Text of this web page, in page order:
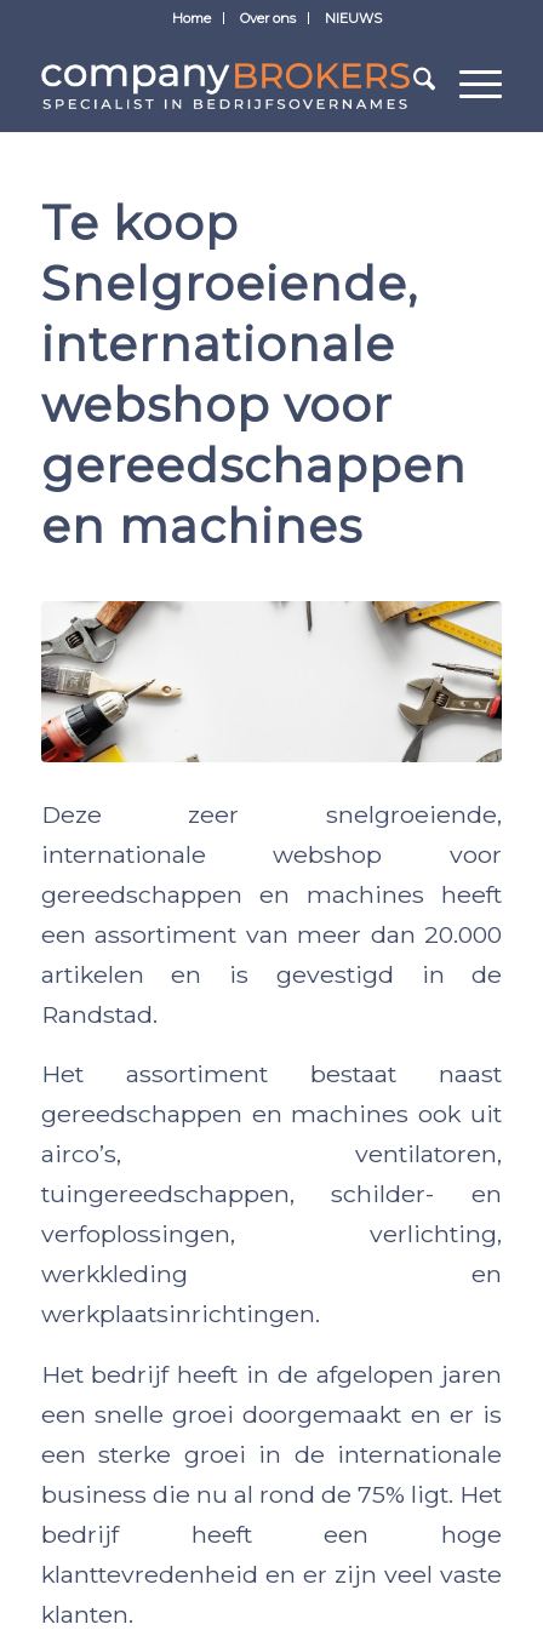
Home Over ons NIEUWS
Te koop
Snelgroeiende,
internationale
webshop voor
gereedschappen
en machines
Deze zeer snelgroeiende,
internationale webshop voor
gereedschappen en machines heeft
een assortiment van meer dan 20.000
artikelen en is gevestigd in de
Randstad.
Het assortiment bestaat naast
gereedschappen en machines ook uit
airco’s, ventilatoren,
tuingereedschappen, schilder- en
verfoplossingen, verlichting,
werkkleding en
werkplaatsinrichtingen.
Het bedrijf heeft in de afgelopen jaren
een snelle groei doorgemaakt en er is
een sterke groei in de internationale
business die nu al rond de 75% ligt. Het
bedrijf heeft een hoge
klanttevredenheid en er zijn veel vaste
klanten.